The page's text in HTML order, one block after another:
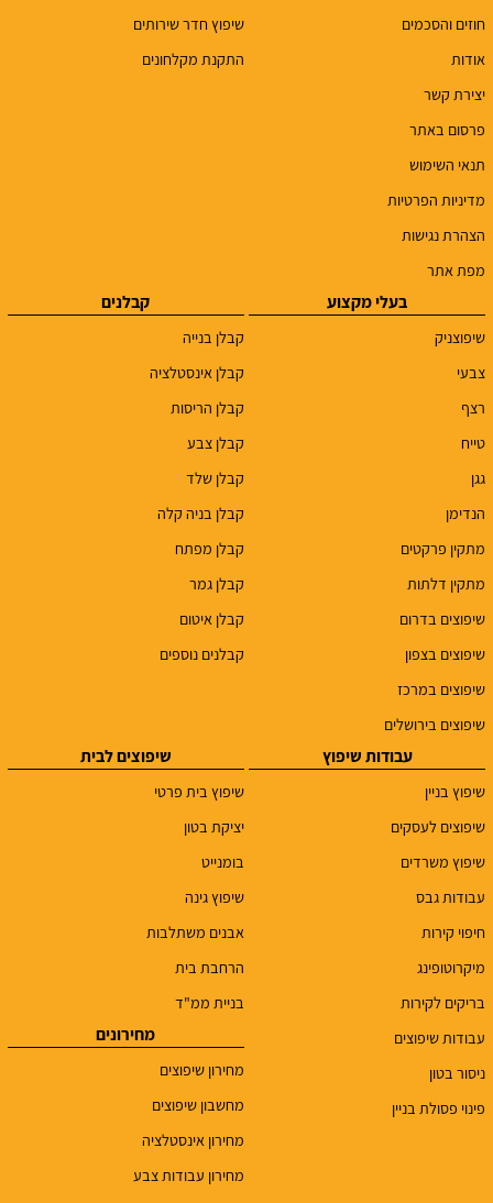
חוזים והסכמים
אודות
יצירת קשר
פרסום באתר
תנאי השימוש
מדיניות הפרטיות
הצהרת נגישות
מפת אתר
שיפוץ חדר שירותים
התקנת מקלחונים
בעלי מקצוע
שיפוצניק
צבעי
רצף
טייח
גגן
הנדימן
מתקין פרקטים
מתקין דלתות
שיפוצים בדרום
שיפוצים בצפון
שיפוצים במרכז
שיפוצים בירושלים
קבלנים
קבלן בנייה
קבלן אינסטלציה
קבלן הריסות
קבלן צבע
קבלן שלד
קבלן בניה קלה
קבלן מפתח
קבלן גמר
קבלן איטום
קבלנים נוספים
עבודות שיפוץ
שיפוץ בניין
שיפוצים לעסקים
שיפוץ משרדים
עבודות גבס
חיפוי קירות
מיקרוטופינג
בריקים לקירות
עבודות שיפוצים
ניסור בטון
פינוי פסולת בניין
שיפוצים לבית
שיפוץ בית פרטי
יציקת בטון
בומנייט
שיפוץ גינה
אבנים משתלבות
הרחבת בית
בניית ממ"ד
מחירונים
מחירון שיפוצים
מחשבון שיפוצים
מחירון אינסטלציה
מחירון עבודות צבע